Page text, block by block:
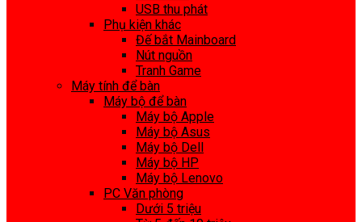
USB thu phát
Phụ kiện khác
Đế bắt Mainboard
Nút nguồn
Tranh Game
Máy tính để bàn
Máy bộ để bàn
Máy bộ Apple
Máy bộ Asus
Máy bộ Dell
Máy bộ HP
Máy bộ Lenovo
PC Văn phòng
Dưới 5 triệu